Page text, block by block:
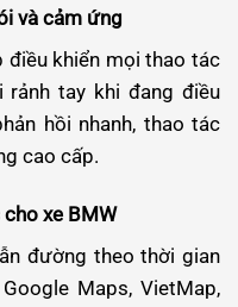
và cảm ứng
điều khiển mọi thao tác
rảnh tay khi đang điều
hồi nhanh, thao tác
cao cấp.
xe BMW
đường theo thời gian
Maps, VietMap,